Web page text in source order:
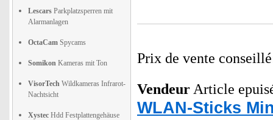
Lescars Parkplatzsperren mit
Alarmanlagen
OctaCam Spycams
Somikon Kameras mit Ton
VisorTech Wildkameras Infrarot-
Nachtsicht
Xystec Hdd Festplattengehäuse
Prix de vente
Vendeur Article
WLAN-Sticks